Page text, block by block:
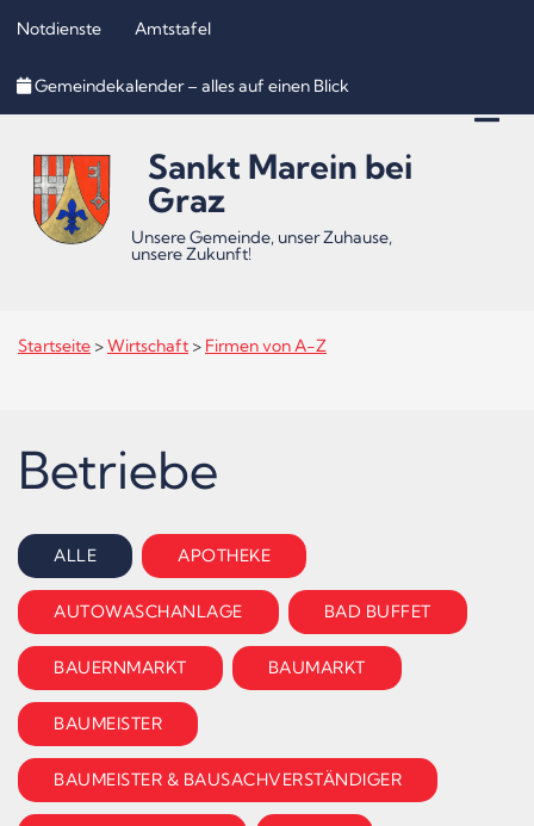
(Accesskey
(Accesskey
2)
(Accesskey
3)
Notdienste Amtstafel
Gemeindekalender – alles auf einen Blick
Sankt Marein bei
Graz
Unsere Gemeinde, unser Zuhause,
unsere Zukunft!
Startseite >Wirtschaft > Firmen von A-Z
Betriebe
ALLE APOTHEKE
AUTOWASCHANLAGE BAD BUFFET
BAUERNMARKT BAUMARKT
BAUMEISTER
BAUMEISTER & BAUSACHVERSTÄNDIGER